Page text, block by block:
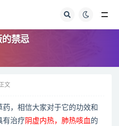
的禁忌
正文
药，相信大家对于它的功效和
有治疗 阴虚内热，肺热咳血 的